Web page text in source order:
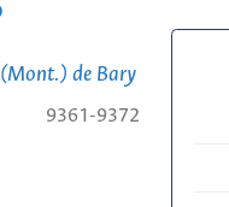
de Bary
9361-9372